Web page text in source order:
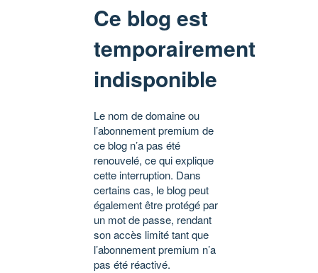
Ce blog est
temporairement
indisponible
Le nom de domaine ou
l’abonnement premium de
ce blog n’a pas été
renouvelé, ce qui explique
cette interruption. Dans
certains cas, le blog peut
également être protégé par
un mot de passe, rendant
son accès limité tant que
l’abonnement premium n’a
pas été réactivé.